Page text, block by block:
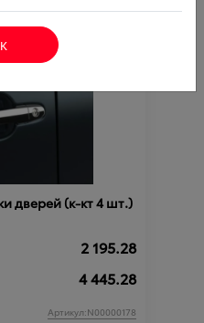
(к-кт 4 шт.)
2 195.28
4 445.28
Артикул:N00000178